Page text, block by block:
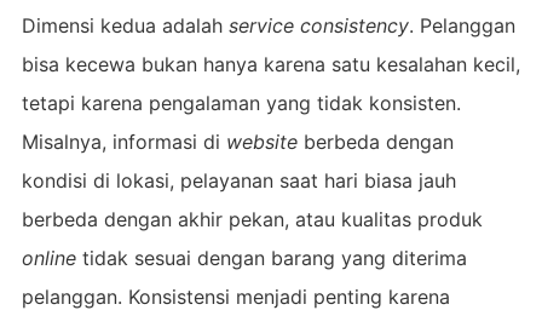
Dimensi kedua adalah service consistency. Pelanggan
bisa kecewa bukan hanya karena satu kesalahan kecil,
tetapi karena pengalaman yang tidak konsisten.
Misalnya, informasi di websiteberbeda dengan
kondisi di lokasi, pelayanan saat hari biasa jauh
berbeda dengan akhir pekan, atau kualitas produk
onlinetidak sesuai dengan barang yang diterima
pelanggan. Konsistensi menjadi penting karena